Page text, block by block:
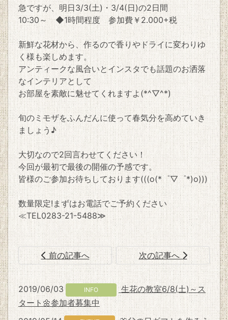
急ですが、明日3/3(土)・3/4(日)の2日間
10:30～ ◆1時間程度 参加費￥2.000+税
新鮮な花材から、作るので香りやドライに変わりゆ
く様も楽しめます。
アンティークな風合いとインスタでも話題のお洒落
なインテリアとして
お部屋を素敵に魅せてくれますよ(*^▽^*)
旬のミモザをふんだんに使って春気分を高めていき
ましょう♪
大切なので2回言わせてください！
今回が最初で最後の開催の予感です。
皆様のご参加お待ちしております(((o(*゜▽゜*)o)))
数量限定!まずはお電話でご予約ください
≪TEL0283-21-5488≫
前の記事へ 次の記事へ
2019/06/03 INFO
生花の教室6/8(土)～ス
タート🌼参加者募集中